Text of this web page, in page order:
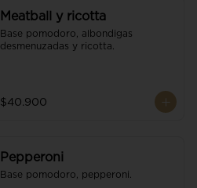
Meatball y ricotta
Base pomodoro, albondigas
desmenuzadas y ricotta.
$40.900
Pepperoni
Base pomodoro, pepperoni.